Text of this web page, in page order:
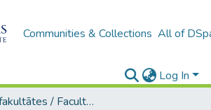
Communities & Collections All of
Log In
B4 – LU fakultātes / Faculties of the UL